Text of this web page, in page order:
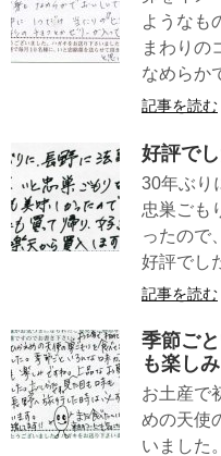
ようなも
まわりの
なめらか
記事を読む
好評で
30年ぶり
忠巣ごも
ったので
好評でし
記事を読む
季節ご
も楽しみ
お土産で
めの天使
いました